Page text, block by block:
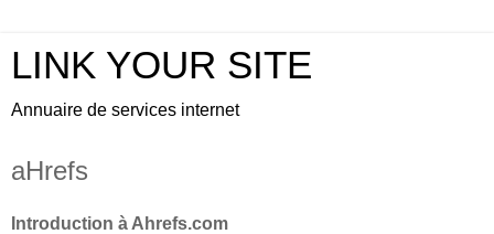
LINK YOUR SITE
Annuaire de services internet
aHrefs
Introduction à Ahrefs.com